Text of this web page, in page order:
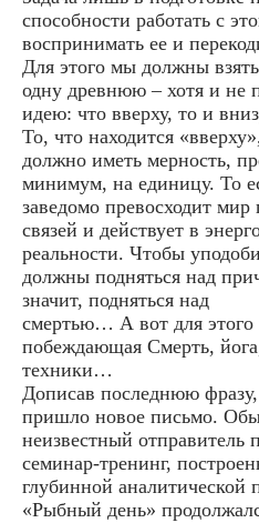
способности работать с
воспринимать ее и
Для этого мы должны
одну древнюю – хотя и не
идею: что вверху, то и
То, что находится
должно иметь мерность,
минимум, на единицу. То
заведомо превосходит
связей и действует в
реальности. Чтобы
должны подняться над
значит, подняться над
смертью… А вот для
побеждающая Смерть,
техники…
Дописав последнюю
пришло новое письмо.
неизвестный отправитель
семинар-тренинг,
глубинной
«Рыбный день»